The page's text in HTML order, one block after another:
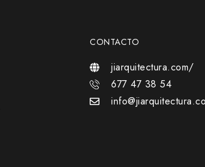
CONTACTO
jiarquitectura.com/
677 47 38 54